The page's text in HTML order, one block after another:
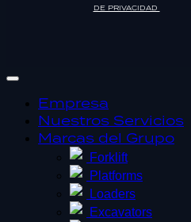
DE PRIVACIDAD
Empresa
Nuestros Servicios
Marcas del Grupo
Forklift
Platforms
Loaders
Excavators